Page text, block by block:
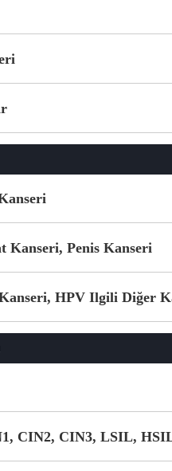
Kanseri, Penis Kanseri
Kanseri, HPV Ilgili Diğer
CIN2, CIN3, LSIL,